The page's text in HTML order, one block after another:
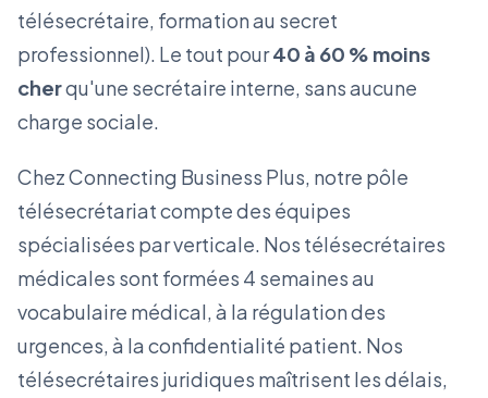
télésecrétaire, formation au secret
professionnel). Le tout pour40 à 60 % moins
cherqu'une secrétaire interne, sans aucune
charge sociale.
Chez Connecting Business Plus, notre pôle
télésecrétariat compte des équipes
spécialisées par verticale. Nos télésecrétaires
médicales sont formées 4 semaines au
vocabulaire médical, à la régulation des
urgences, à la confidentialité patient. Nos
télésecrétaires juridiques maîtrisent les délais,